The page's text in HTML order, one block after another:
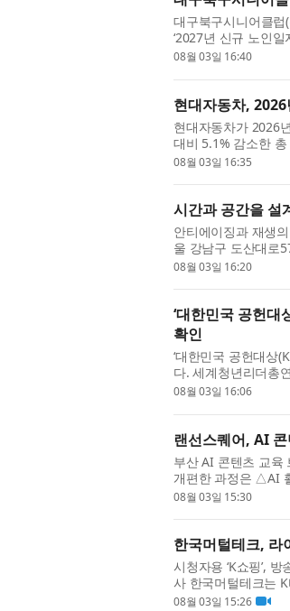
대구북구시니어클
‘2027년 신규 노인
시니어클럽은 지역
08월 03일 16:40
현대자동차,
현대자동차가 2026
대비 5.1% 감소한
14.4% 감소했으며,
08월 03일 16:35
시간과 공간을 설
안티에이징과 재생
울 강남구 도산대로
당일 정·재계와 문화
08월 03일 16:20
‘대한민국 공헌
확인
‘대한민국 공헌대상
다. 세계청년리더총
부설 언론기관인 세
08월 03일 16:06
랜선스퀘어, AI
부산 AI 콘텐츠 교육
개편한 과정은 △AI
과정은 4회기, 회당
08월 03일 15:30
한국머털테크, 라
시청자용 ‘K쇼핑’,
사 한국머털테크는
에이터를 모집한다.
08월 03일 15:26